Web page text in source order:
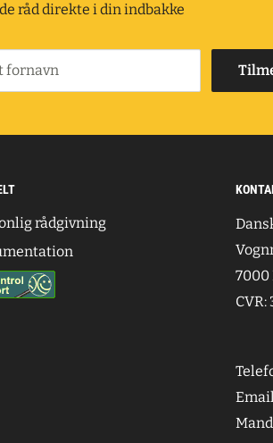
råd direkte i din indbakke
fornavn
rådgivning
7000
CVR: